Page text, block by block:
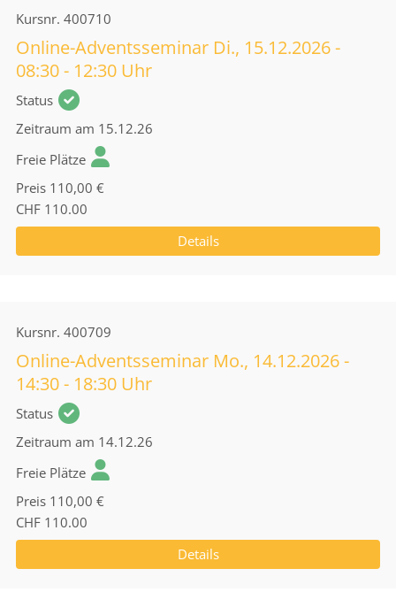
Kursnr. 400710
Online-Adventsseminar Di., 15.12.2026 -
08:30 - 12:30 Uhr
Status
Zeitraum am 15.12.26
Freie Plätze
Preis 110,00 €
CHF 110.00
Details
Kursnr. 400709
Online-Adventsseminar Mo., 14.12.2026 -
14:30 - 18:30 Uhr
Status
Zeitraum am 14.12.26
Freie Plätze
Preis 110,00 €
CHF 110.00
Details